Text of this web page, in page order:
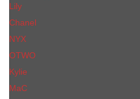
Lily
Chanel
NYX
OTWO
Kylie
МаС